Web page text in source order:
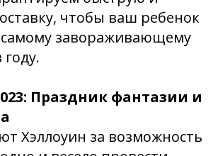
чтобы ваш ребенок
самому завораживающему
Праздник фантазии и
Хэллоуин за возможность